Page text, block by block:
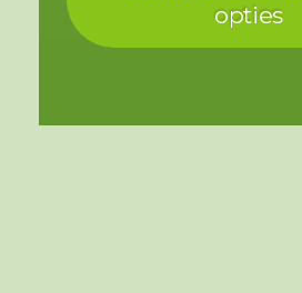
opties